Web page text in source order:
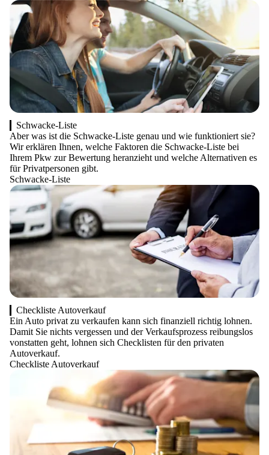
Schwacke-Liste
Aber was ist die Schwacke-Liste genau und wie funktioniert sie?
Wir erklären Ihnen, welche Faktoren die Schwacke-Liste bei
Ihrem Pkw zur Bewertung heranzieht und welche Alternativen es
für Privatpersonen gibt.
Schwacke-Liste
Checkliste Autoverkauf
Ein Auto privat zu verkaufen kann sich finanziell richtig lohnen.
Damit Sie nichts vergessen und der Verkaufsprozess reibungslos
vonstatten geht, lohnen sich Checklisten für den privaten
Autoverkauf.
Checkliste Autoverkauf